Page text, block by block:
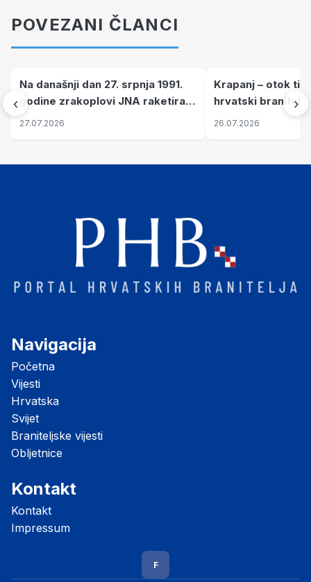
POVEZANI ČLANCI
‹
Na današnji dan 27. srpnja 1991.
godine zrakoplovi JNA raketirali
su vojarnu i obučni centar "Nikola
27.07.2026
Krapanj – otok
hrvatski branitelji
pronalaze mir
26.07.2026
›
Navigacija
Početna
Vijesti
Hrvatska
Svijet
Braniteljske vijesti
Obljetnice
Kontakt
Kontakt
Impressum
F